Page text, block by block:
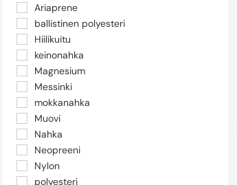
Ariaprene
ballistinen polyesteri
Hiilikuitu
keinonahka
Magnesium
Messinki
mokkanahka
Muovi
Nahka
Neopreeni
Nylon
polyesteri